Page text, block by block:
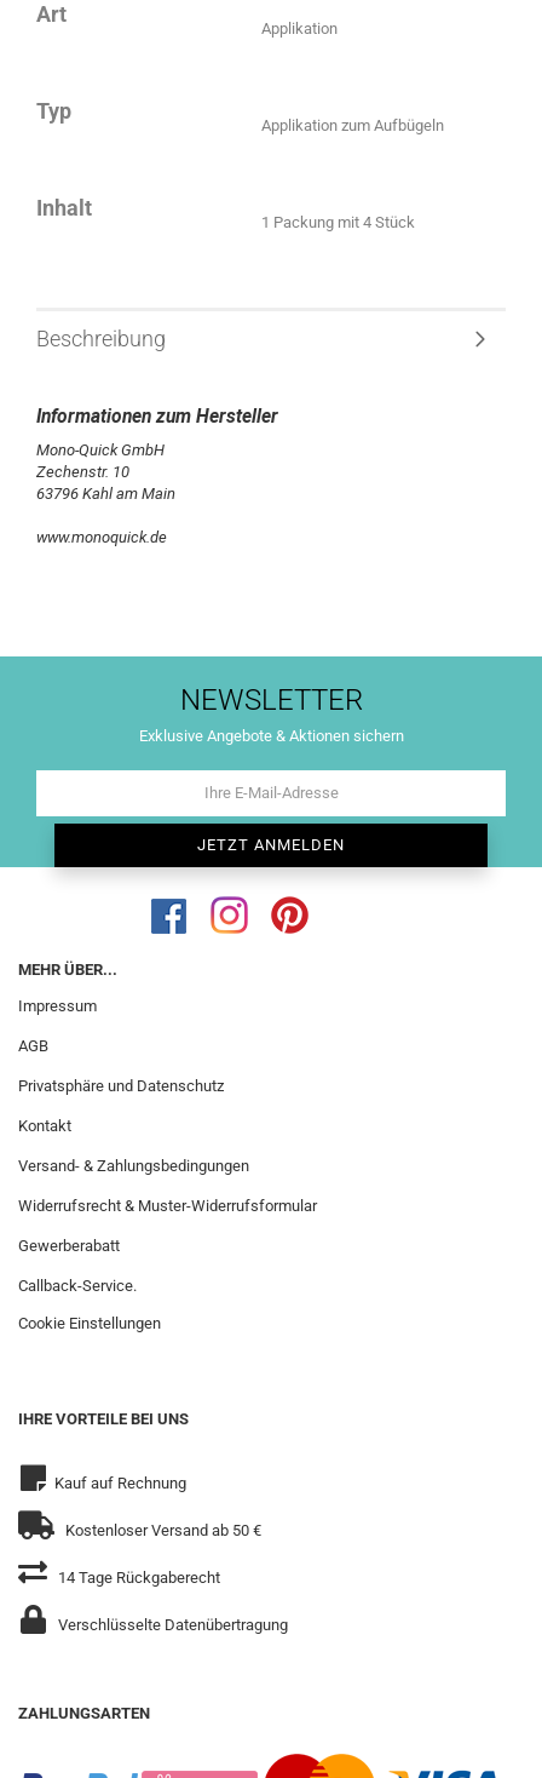
Art
Applikation
Typ
Applikation zum Aufbügeln
Inhalt
1 Packung mit 4 Stück
Beschreibung
Mono-Quick GmbH
Zechenstr. 10
63796 Kahl am Main
www.monoquick.de
NEWSLETTER
Exklusive Angebote & Aktionen sichern
MEHR ÜBER...
Impressum
AGB
Privatsphäre und Datenschutz
Kontakt
Versand- & Zahlungsbedingungen
Widerrufsrecht & Muster-Widerrufsformular
Gewerberabatt
Callback-Service.
Cookie Einstellungen
IHRE VORTEILE BEI UNS
Kauf auf Rechnung
Kostenloser Versand ab 50 €
14 Tage Rückgaberecht
Verschlüsselte Datenübertragung
ZAHLUNGSARTEN